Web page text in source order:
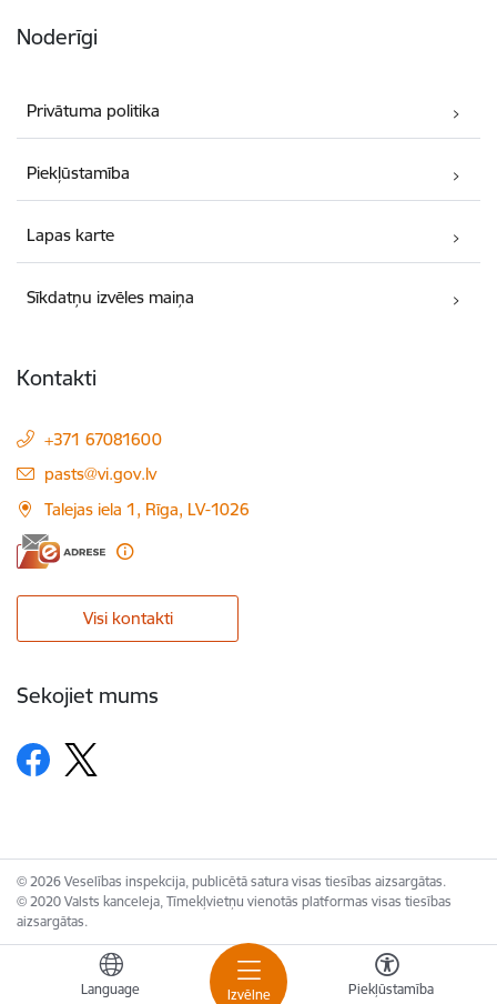
Izvēlne
Language Piekļūstamība
Noderīgi
Privātuma politika
Piekļūstamība
Lapas karte
Sīkdatņu izvēles maiņa
Kontakti
+371 67081600
E-pasts:
pasts@vi.gov.lv
Talejas iela 1, Rīga, LV-1026
Visi kontakti
Sekojiet mums
© 2026 Veselības inspekcija, publicētā satura visas tiesības aizsargātas.
© 2020 Valsts kanceleja, Tīmekļvietņu vienotās platformas visas tiesības
aizsargātas.